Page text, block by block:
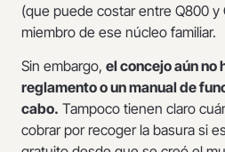
(que puede costar entre Q800 y
miembro de ese núcleo familiar.
Sin embargo, el concejo aún no
reglamento o un manual de
cabo. Tampoco tienen claro
cobrar por recoger la basura si